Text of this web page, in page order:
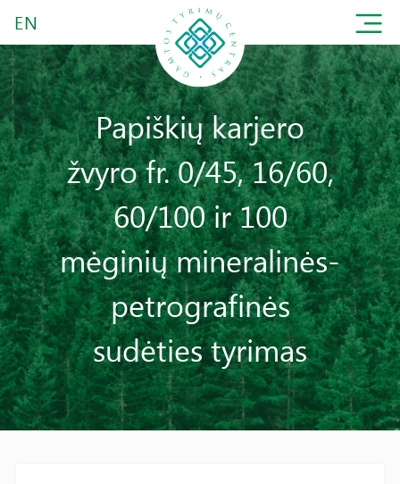
EN
Papiškių karjero
žvyro fr. 0/45, 16/60,
60/100 ir 100
mėginių mineralinės-
petrografinės
sudėties tyrimas